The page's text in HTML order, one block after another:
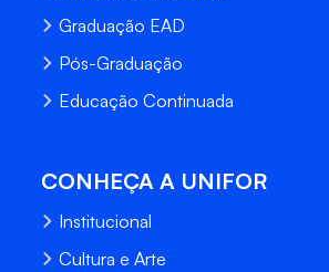
Graduação EAD
Pós-Graduação
Educação Continuada
CONHEÇA A UNIFOR
Institucional
Cultura e Arte